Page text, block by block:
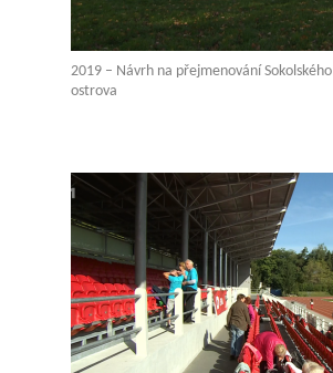
2019 – Návrh na přejmenování Sokolského
ostrova